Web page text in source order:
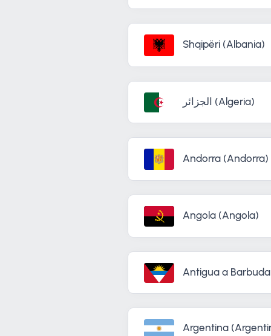
Shqipëri (Albania)
الجزائر (Algeria)
Andorra (Andorra)
Angola (Angola)
Antigua a
Argentina